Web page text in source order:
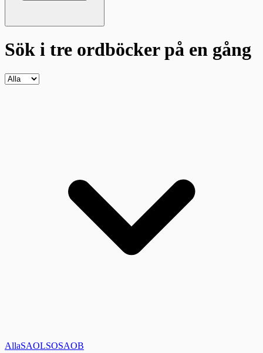
Sök i tre ordböckerpå en gång
AllaSAOLSOSAOB